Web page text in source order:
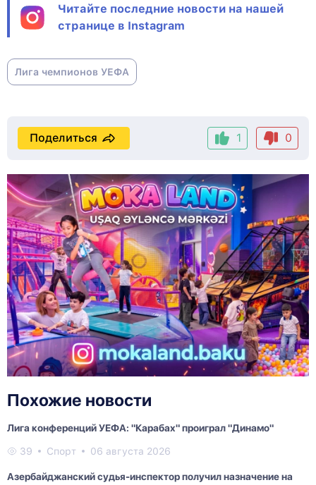
Читайте последние новости на нашей
странице в Instagram
Лига чемпионов УЕФА
1 0
Поделиться
Похожие новости
Лига конференций УЕФА: "Карабах" проиграл "Динамо"
39 Спорт 06 августа 2026
Азербайджанский судья-инспектор получил назначение на